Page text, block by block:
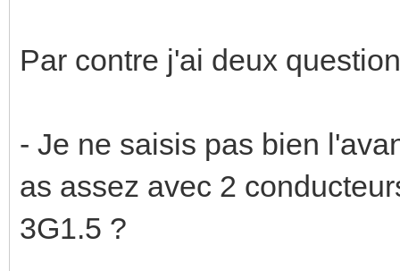
Par contre j'ai deux
- Je ne saisis pas bien
as assez avec 2
3G1.5 ?